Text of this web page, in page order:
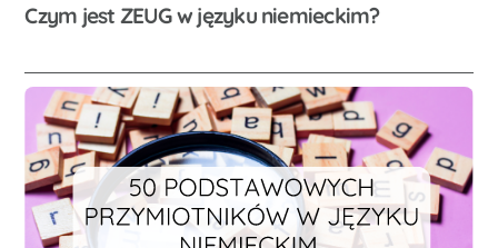
Czym jest ZEUG w języku niemieckim?